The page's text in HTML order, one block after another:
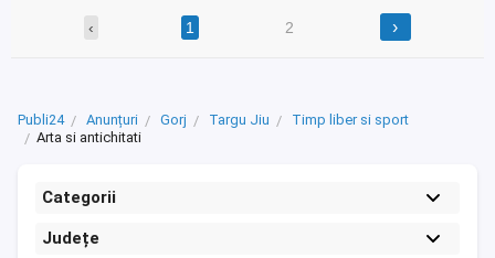
‹ 1 2 ›
Publi24 Anunțuri Gorj Targu Jiu
Timp liber si sport
Arta si antichitati
Categorii
Județe